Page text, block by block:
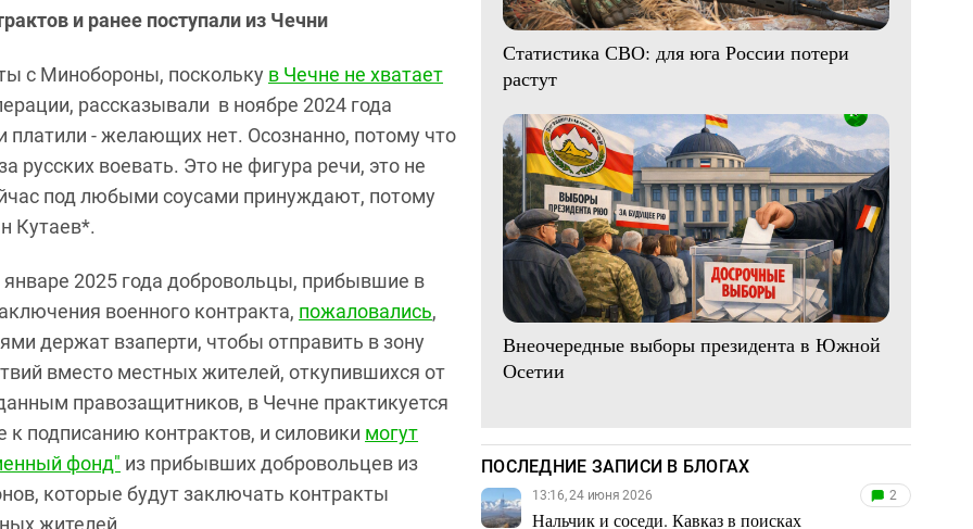
и ранее поступали из Чечни
с Минобороны, поскольку в Чечне не хватает
рассказывали в ноябре 2024 года
- желающих нет. Осознанно, потому что
русских воевать. Это не фигура речи, это не
под любыми соусами принуждают, потому
Кутаев*.
2025 года добровольцы, прибывшие в
военного контракта, пожаловались,
держат взаперти, чтобы отправить в зону
вместо местных жителей, откупившихся от
правозащитников, в Чечне практикуется
к подписанию контрактов, и силовики могут
фонд" из прибывших добровольцев из
которые будут заключать контракты
жителей.
Статистика СВО: для юга России потери
растут
Внеочередные выборы президента в Южной
Осетии
ПОСЛЕДНИЕ ЗАПИСИ В БЛОГАХ
13:16, 24 июня 2026
Нальчик и соседи. Кавказ в поисках
2